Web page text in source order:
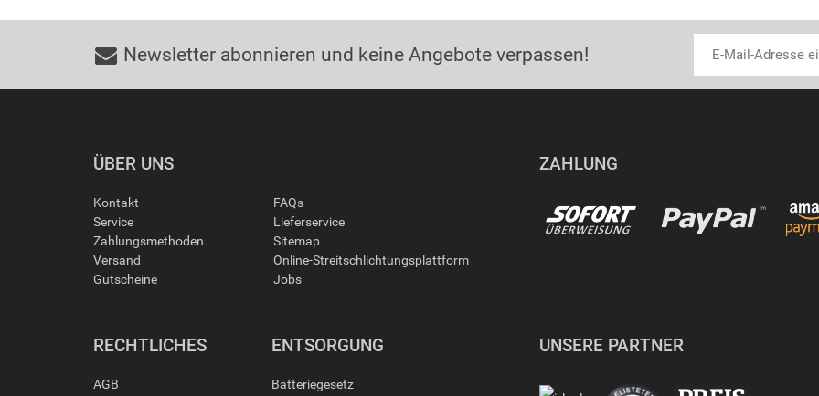
Newsletter abonnieren und keine Angebote verpassen!
ÜBER UNS
Kontakt
Service
Zahlungsmethoden
Versand
Gutscheine
FAQs
Lieferservice
Sitemap
Online-Streitschlichtungsplattform
Jobs
ZAHLUNG
RECHTLICHES
AGB
ENTSORGUNG
Batteriegesetz
UNSERE PARTNER